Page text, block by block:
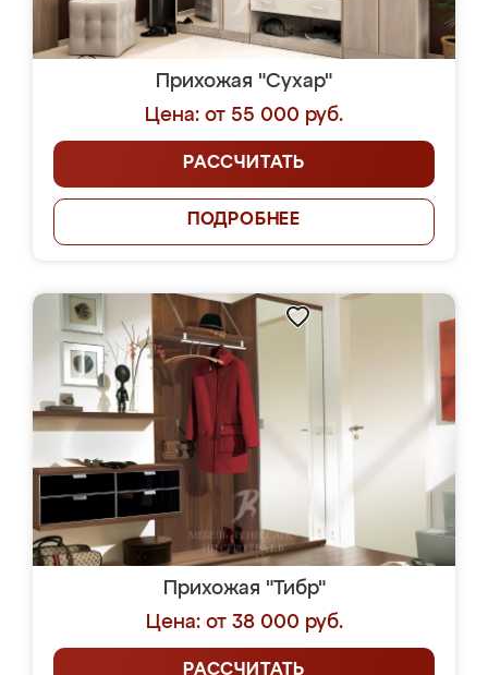
Прихожая "Сухар"
Цена: от 55 000 руб.
РАССЧИТАТЬ
ПОДРОБНЕЕ
Прихожая "Тибр"
Цена: от 38 000 руб.
РАССЧИТАТЬ